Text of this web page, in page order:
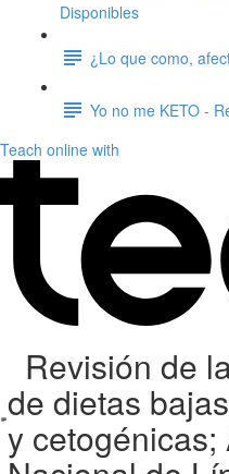
Disponibles
¿Lo que como,
Yo no me KETO -
Teach online with
Revisión de
de dietas
y cetogénicas;